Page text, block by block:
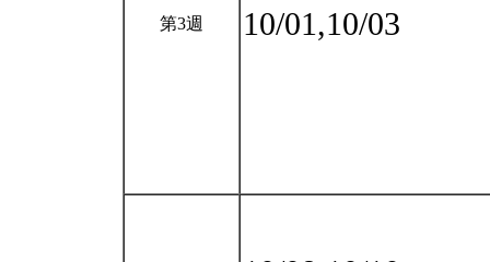
第3週 10/01,10/03